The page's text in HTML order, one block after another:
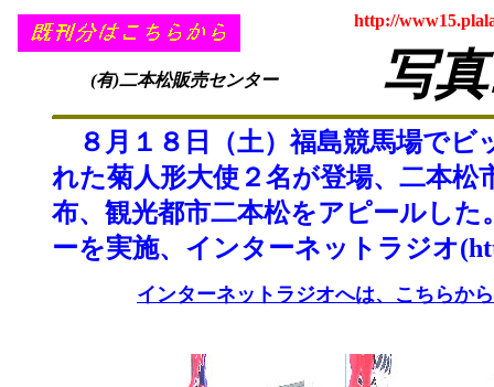
http://
写
(有)二本松販売センター
８月１８日（土）福島競馬場でビ
れた菊人形大使２名が登場、二本
布、観光都市二本松をアピールし
ーを実施、インターネットラジオ
インターネットラジオへは、こちらから